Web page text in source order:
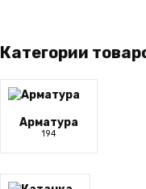
Категории
Арматура
194